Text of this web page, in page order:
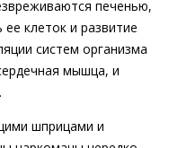
печенью,
клеток и развитие
систем организма
мышца, и
шприцами и